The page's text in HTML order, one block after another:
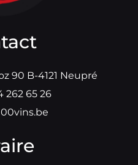
90 B-4121 Neupré
262 65 26